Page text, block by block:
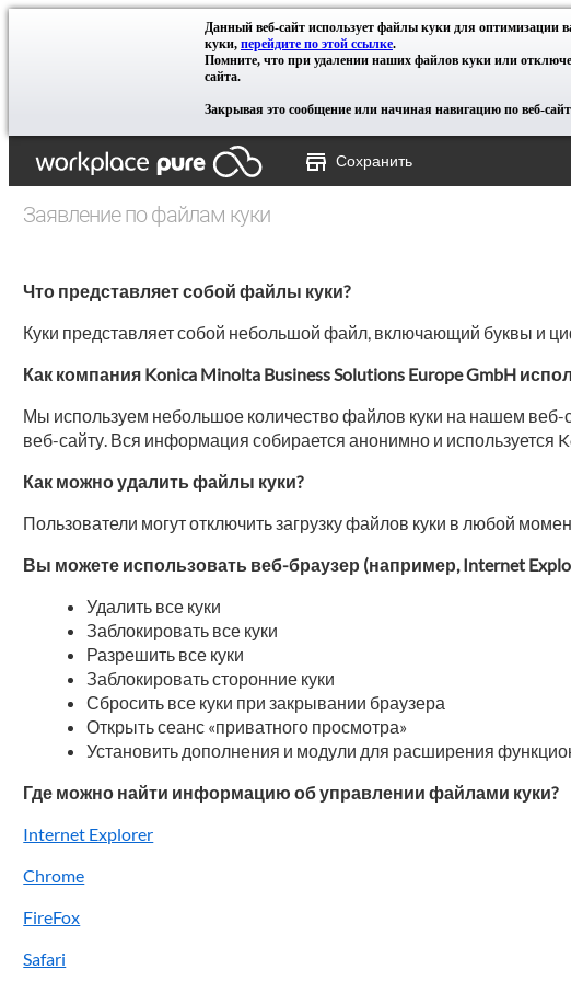
Данный веб-сайт использует файлы куки для
куки, перейдите по этой ссылке.
Помните, что при удалении наших файлов куки или
сайта.
Закрывая это сообщение или начиная навигацию по веб-
Сохранить
Заявление по файлам куки
Что представляет собой файлы куки?
Куки представляет собой небольшой файл, включающий буквы и
Как компания Konica Minolta Business Solutions Europe GmbH
Мы используем небольшое количество файлов куки на нашем веб-
веб-сайту. Вся информация собирается анонимно и используется
Как можно удалить файлы куки?
Пользователи могут отключить загрузку файлов куки в любой
Вы можете использовать веб-браузер (например, Internet
Удалить все куки
Заблокировать все куки
Разрешить все куки
Заблокировать сторонние куки
Сбросить все куки при закрывании браузера
Открыть сеанс «приватного просмотра»
Установить дополнения и модули для расширения
Где можно найти информацию об управлении файлами куки?
Internet Explorer
Chrome
FireFox
Safari